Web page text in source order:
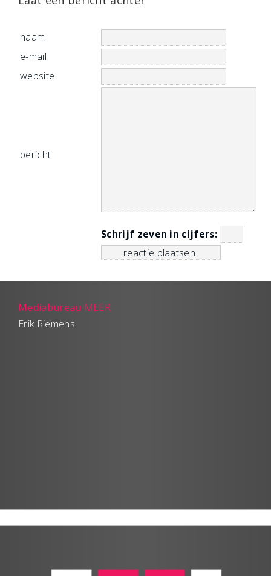
naam
e-mail
website
bericht
Schrijf zeven in cijfers:
Mediabureau MEER
Erik Riemens